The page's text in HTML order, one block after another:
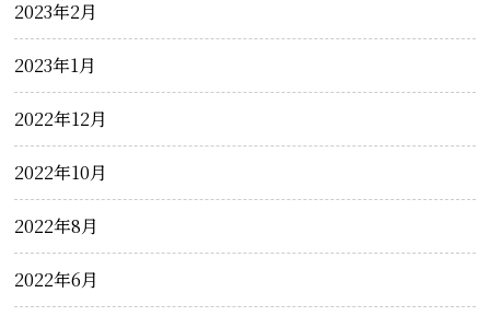
2023年2月
2023年1月
2022年12月
2022年10月
2022年8月
2022年6月